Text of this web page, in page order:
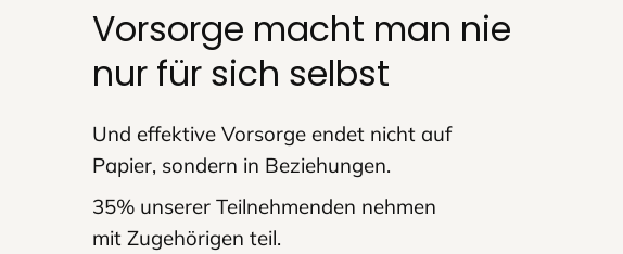
Vorsorge macht man nie
nur für sich selbst
Und effektive Vorsorge endet nicht auf
Papier, sondern in Beziehungen.
35% unserer Teilnehmenden nehmen
mit Zugehörigen teil.